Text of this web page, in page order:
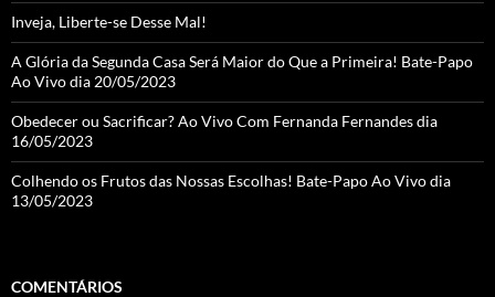
el
Inveja, Liberte-se Desse Mal!
A Glória da Segunda Casa Será Maior do Que a Primeira! Bate-Papo
Ao Vivo dia 20/05/2023
Obedecer ou Sacrificar? Ao Vivo Com Fernanda Fernandes dia
16/05/2023
Colhendo os Frutos das Nossas Escolhas! Bate-Papo Ao Vivo dia
13/05/2023
COMENTÁRIOS